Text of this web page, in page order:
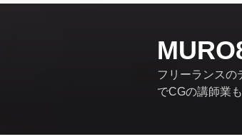
コ
フリーランスの
でCGの講師業